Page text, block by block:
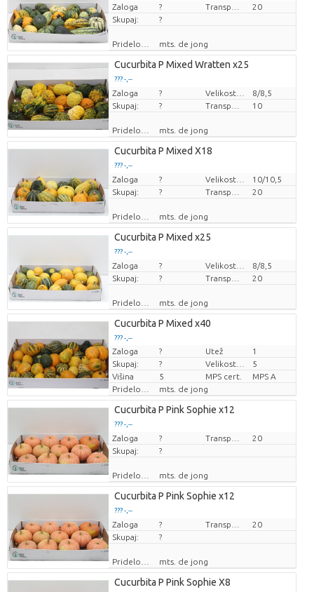
Cena za kos
Zaloga ?
20
Skupaj:
?
mts. de jong
Cucurbita P Mixed Wratten x25
??? -,--
Cena za kos
Zaloga ?
8/8,5
Skupaj:
? 10
mts. de jong
Cucurbita P Mixed X18
??? -,--
Cena za kos
Zaloga ?
10/10,5
Skupaj:
? 20
mts. de jong
Cucurbita P Mixed x25
??? -,--
Cena za kos
Zaloga ?
8/8,5
Skupaj:
? 20
mts. de jong
Cucurbita P Mixed x40
??? -,--
Cena za kos
Zaloga ? Utež
1
Skupaj:
?
5
Višina
5 MPS cert.
MPS A
mts. de jong
Cucurbita P Pink Sophie x12
??? -,--
Cena za kos
Zaloga ?
20
Skupaj:
?
mts. de jong
Cucurbita P Pink Sophie x12
??? -,--
Cena za kos
Zaloga ?
20
Skupaj:
?
mts. de jong
Cucurbita P Pink Sophie X8